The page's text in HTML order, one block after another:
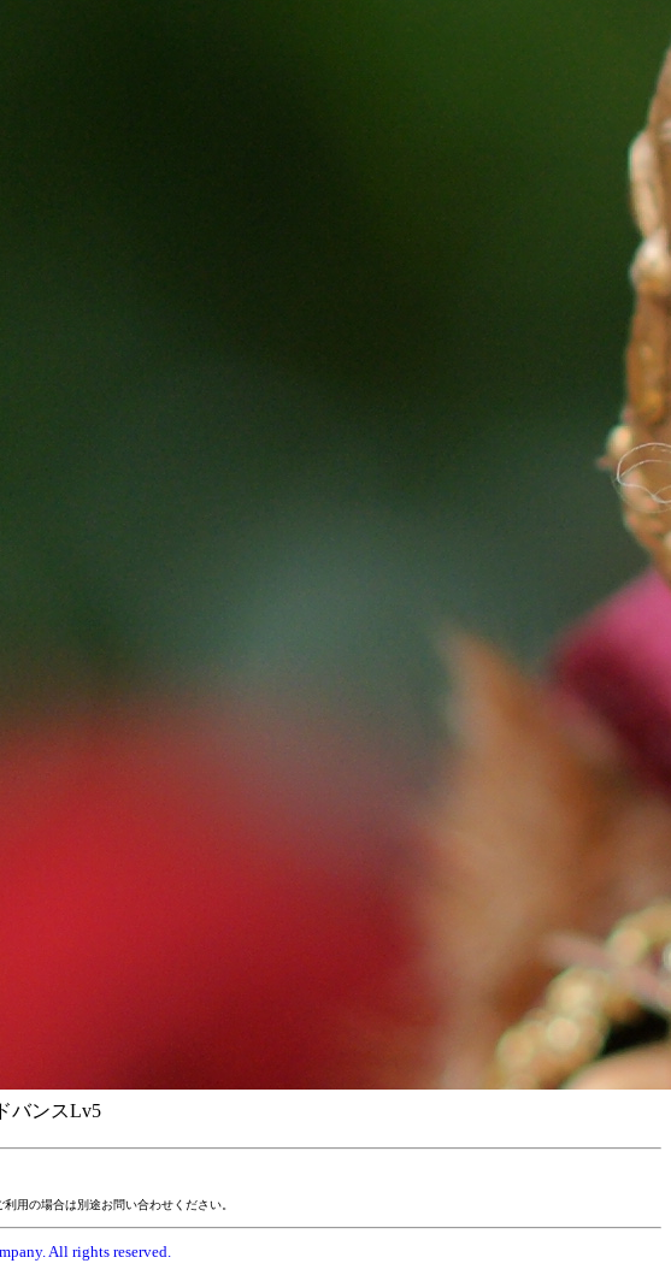
バンスLv5
用の場合は別途お問い合わせください。
All rights reserved.